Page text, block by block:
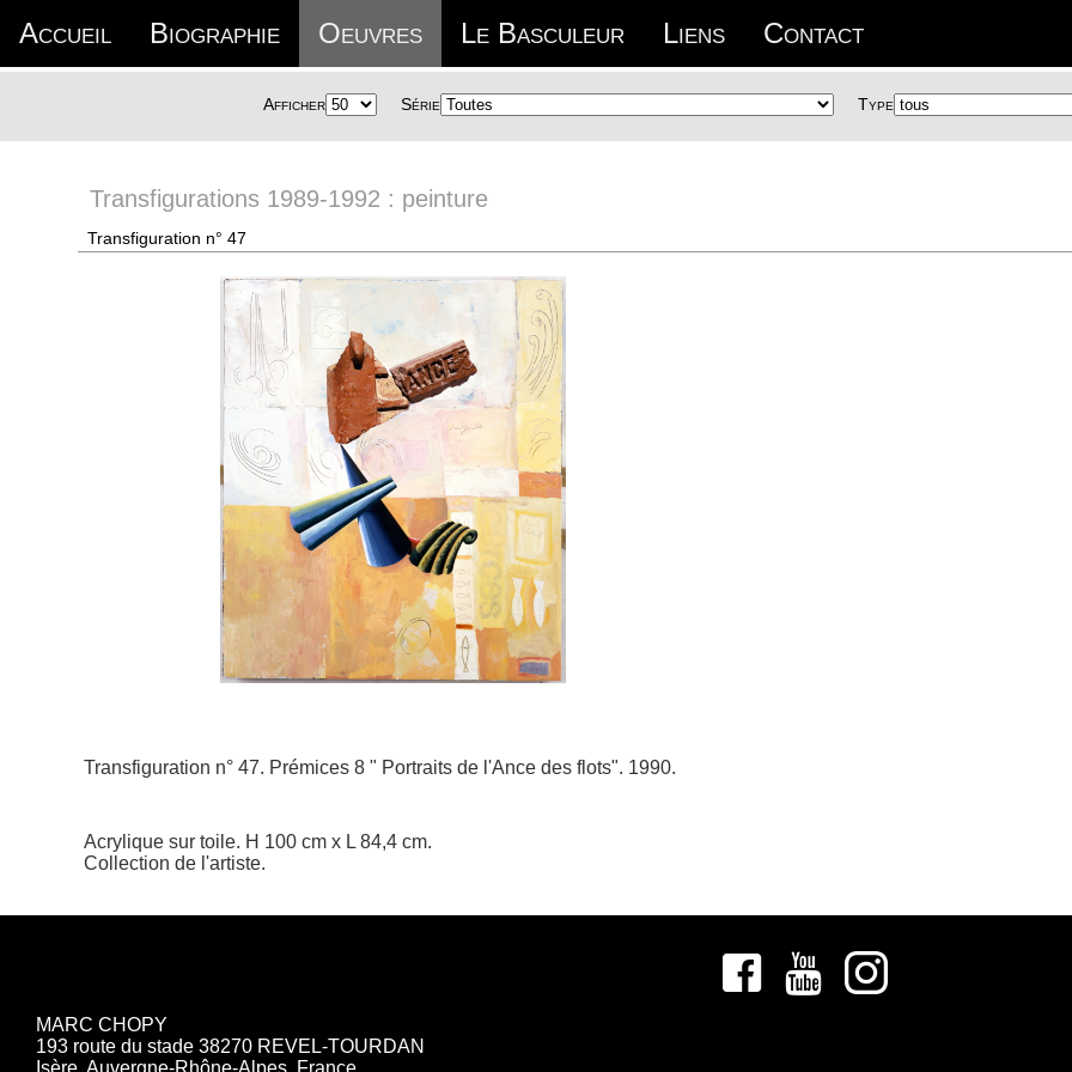
Accueil Biographie Oeuvres Le Basculeur Liens Contact
Afficher Série Type
Transfigurations 1989-1992 : peinture
Transfiguration n° 47
Transfiguration n° 47. Prémices 8 " Portraits de l'Ance des flots". 1990.
Acrylique sur toile. H 100 cm x L 84,4 cm.
Collection de l'artiste.
MARC CHOPY
193 route du stade 38270 REVEL-TOURDAN
Isère, Auvergne-Rhône-Alpes, France